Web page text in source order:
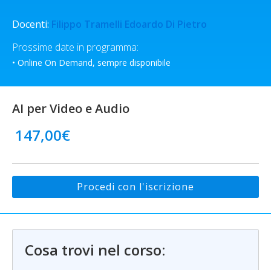
Docenti: Filippo Tramelli Edoardo Di Pietro
Prossime date in programma:
• Online On Demand, sempre disponibile
AI per Video e Audio
147,00€
Procedi con l'iscrizione
Cosa trovi nel corso: